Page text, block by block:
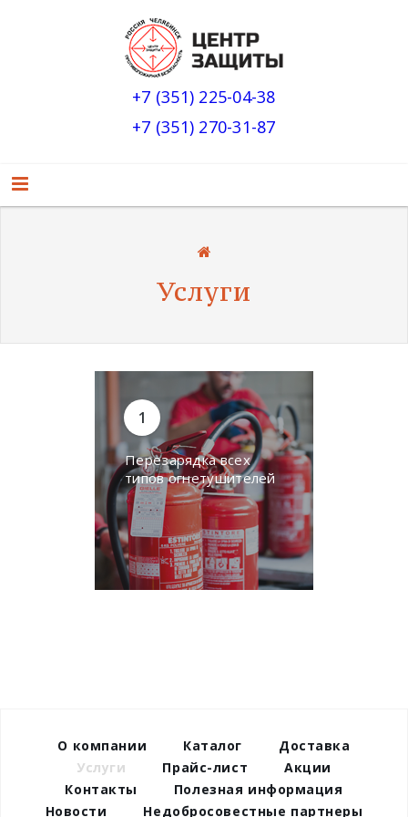
+7 (351) 225-04-38
+7 (351) 270-31-87
Услуги
Перезарядка всех
типов огнетушителей
О компании Каталог
Доставка
Услуги
Прайс-лист
Акции
Контакты
Полезная информация
Новости
Недобросовестные партнеры